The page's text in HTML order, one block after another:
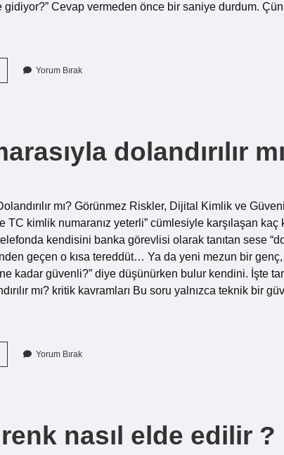
gidiyor?” Cevap vermeden önce bir saniye durdum.
Yorum Bırak
dolandırılır
mı? Görünmez Riskler, Dijital Kimlik ve
TC kimlik numaranız yeterli” cümlesiyle karşılaşan
kendisini banka görevlisi olarak tanıtan sese
geçen o kısa tereddüt… Ya da yeni mezun bir genç,
kadar güvenli?” diye düşünürken bulur kendini. İşte
mı? kritik kavramları Bu soru yalnızca teknik bir
Yorum Bırak
nasıl elde edilir ?